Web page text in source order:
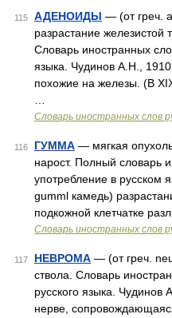
115 АДЕНОИДЫ — (от греч.
разрастание железистой
Словарь иностранных
языка. Чудинов А.Н.,
похожие на железы. (В
Словарь иностранных слов
116 ГУММА — мягкая
нарост. Полный словарь
употребление в русском
gumml камедь)
подкожной клетчатке
Словарь иностранных слов
117 НЕВРОМА — (от греч.
ствола. Словарь
русского языка.
нерве,